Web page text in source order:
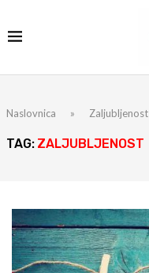
Naslovnica » Zaljubljenost
TAG: ZALJUBLJENOST